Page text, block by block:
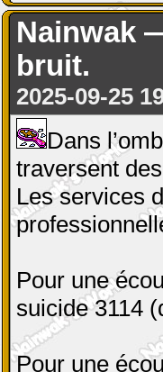
Nainwak
bruit.
2025-09-25
Dans
traversent
Les services
Pour une
suicide 3114
Pour une